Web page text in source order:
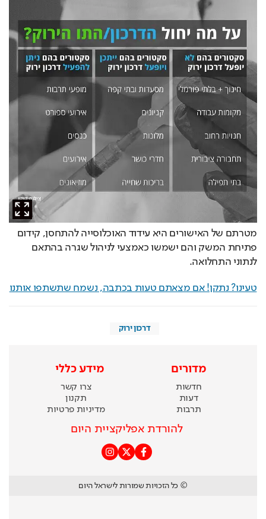
מטרתם של האישורים היא עידוד האוכלוסייה להתחסן, קידום
פתיחת המשק והם ישמשו כאמצעי לניהול שגרה בהתאם
לנתוני התחלואה.
טעינו? נתקן! אם מצאתם טעות בכתבה, נשמח שתשתפו אותנו
דרכון ירוק
מדורים
חדשות
דעות
תרבות
מידע כללי
צרו קשר
תקנון
מדיניות פרטיות
להורדת אפליקציית היום
© כל הזכויות שמורות לישראל היום